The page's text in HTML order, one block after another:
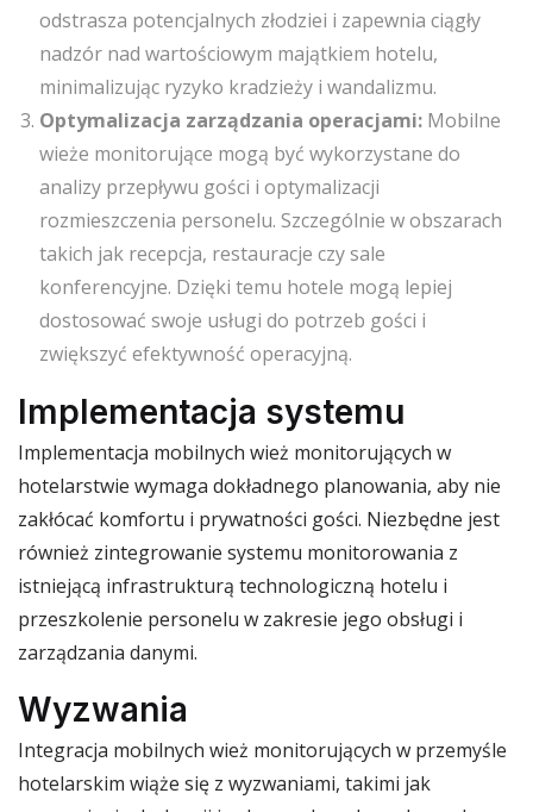
odstrasza potencjalnych złodziei i zapewnia ciągły
nadzór nad wartościowym majątkiem hotelu,
minimalizując ryzyko kradzieży i wandalizmu.
Optymalizacja zarządzania operacjami: Mobilne
wieże monitorujące mogą być wykorzystane do
analizy przepływu gości i optymalizacji
rozmieszczenia personelu. Szczególnie w obszarach
takich jak recepcja, restauracje czy sale
konferencyjne. Dzięki temu hotele mogą lepiej
dostosować swoje usługi do potrzeb gości i
zwiększyć efektywność operacyjną.
Implementacja systemu
Implementacja mobilnych wież monitorujących w
hotelarstwie wymaga dokładnego planowania, aby nie
zakłócać komfortu i prywatności gości. Niezbędne jest
również zintegrowanie systemu monitorowania z
istniejącą infrastrukturą technologiczną hotelu i
przeszkolenie personelu w zakresie jego obsługi i
zarządzania danymi.
Wyzwania
Integracja mobilnych wież monitorujących w przemyśle
hotelarskim wiąże się z wyzwaniami, takimi jak